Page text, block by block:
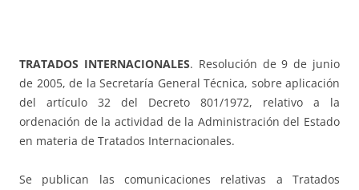
TRATADOS INTERNACIONALES. Resolución de 9 de junio
de 2005, de la Secretaría General Técnica, sobre aplicación
del artículo 32 del Decreto 801/1972, relativo a la
ordenación de la actividad de la Administración del Estado
en materia de Tratados Internacionales.
Se publican las comunicaciones relativas a Tratados